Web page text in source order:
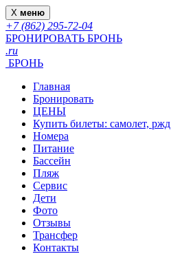
X меню
+7 (862) 295-72-04
БРОНИРОВАТЬ БРОНЬ
.ru
БРОНЬ
Главная
Бронировать
ЦЕНЫ
Купить билеты: самолет, ржд
Номера
Питание
Бассейн
Пляж
Сервис
Дети
Фото
Отзывы
Трансфер
Контакты